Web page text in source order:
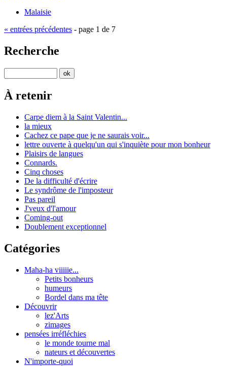
Malaisie
« entrées précédentes - page 1 de 7
Recherche
À retenir
Carpe diem à la Saint Valentin...
la mieux
Cachez ce pape que je ne saurais voir...
lettre ouverte à quelqu'un qui s'inquiète pour mon bonheur
Plaisirs de langues
Connards.
Cinq choses
De la difficulté d'écrire
Le syndrôme de l'imposteur
Pas pareil
J'veux d'l'amour
Coming-out
Doublement exceptionnel
Catégories
Maha-ha viiiiie...
Petits bonheurs
humeurs
Bordel dans ma tête
Découvrir
lez'Arts
zimages
pensées irréfléchies
le monde tourne mal
nateurs et découvertes
N'importe-quoi